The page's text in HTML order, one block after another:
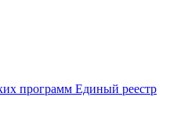
Единый реестр